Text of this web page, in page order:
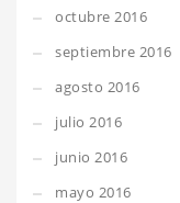
octubre 2016
septiembre 2016
agosto 2016
julio 2016
junio 2016
mayo 2016